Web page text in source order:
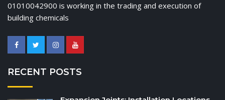
01010042900 is working in the trading and execution of
building chemicals
RECENT POSTS